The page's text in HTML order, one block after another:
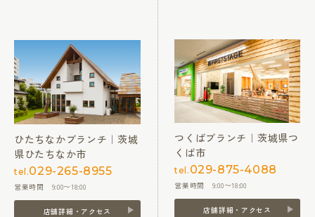
ひたちなかブランチ｜茨城
県ひたちなか市
tel.029-265-8955
営業時間 9:00〜18:00
店舗詳細・アクセス
つくばブランチ｜茨城県つ
くば市
tel. 029-875-4088
営業時間 9:00〜18:00
店舗詳細・アクセス